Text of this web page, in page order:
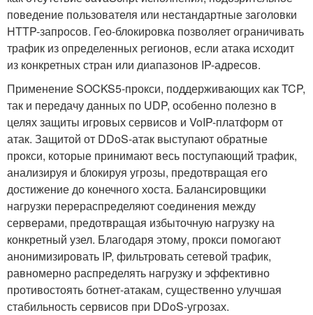
поведение пользователя или нестандартные заголовки
HTTP-запросов. Гео-блокировка позволяет ограничивать
трафик из определенных регионов, если атака исходит
из конкретных стран или диапазонов IP-адресов.
Применение SOCKS5-прокси, поддерживающих как TCP,
так и передачу данных по UDP, особенно полезно в
целях защиты игровых сервисов и VoIP-платформ от
атак. Защитой от DDoS-атак выступают обратные
прокси, которые принимают весь поступающий трафик,
анализируя и блокируя угрозы, предотвращая его
достижение до конечного хоста. Балансировщики
нагрузки перераспределяют соединения между
серверами, предотвращая избыточную нагрузку на
конкретный узел. Благодаря этому, прокси помогают
анонимизировать IP, фильтровать сетевой трафик,
равномерно распределять нагрузку и эффективно
противостоять ботнет-атакам, существенно улучшая
стабильность сервисов при DDoS-угрозах.